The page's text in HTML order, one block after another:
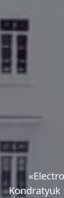
Kondratyuk